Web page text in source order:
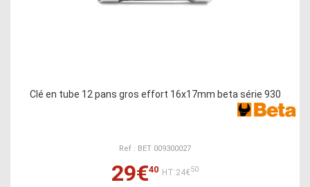
Clé en tube 12 pans gros effort 16x17mm beta série 930
Ref : BET 009300027
29€40 HT:24€50